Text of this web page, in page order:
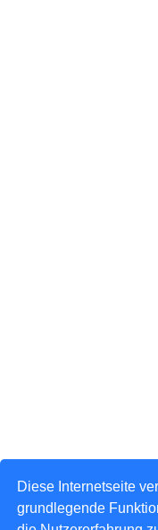
Diese Internetseite
grundlegende